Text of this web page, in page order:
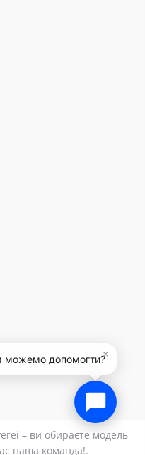
×
можемо допомогти?
– ви обираєте модель
наша команда!.